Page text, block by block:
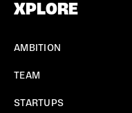
XPLORE
AMBITION
TEAM
STARTUPS